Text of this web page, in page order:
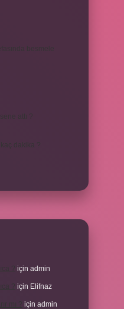
besmele
için admin
için Elifnaz
için admin